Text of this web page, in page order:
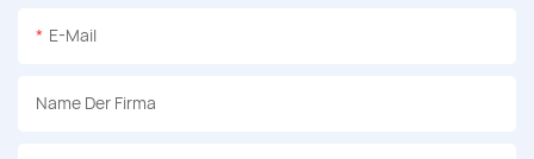
E-Mail
Name Der Firma